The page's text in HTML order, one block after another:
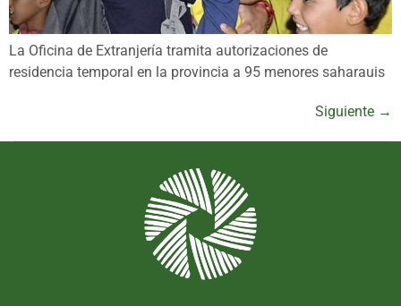
La Oficina de Extranjería tramita autorizaciones de
residencia temporal en la provincia a 95 menores saharauis
Siguiente →